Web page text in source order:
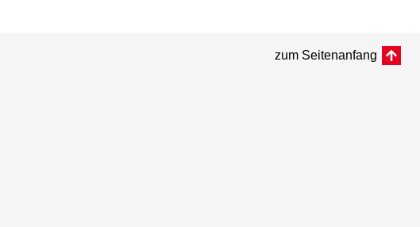
zum Seitenanfang